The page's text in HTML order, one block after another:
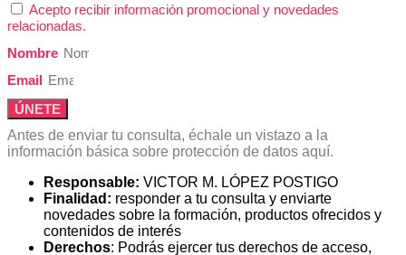
Acepto recibir información promocional y novedades
relacionadas.
Nombre
Email
ÚNETE
Antes de enviar tu consulta, échale un vistazo a la
información básica sobre protección de datos aquí.
Responsable: VICTOR M. LÓPEZ POSTIGO
Finalidad: responder a tu consulta y enviarte
novedades sobre la formación, productos ofrecidos y
contenidos de interés
Derechos: Podrás ejercer tus derechos de acceso,